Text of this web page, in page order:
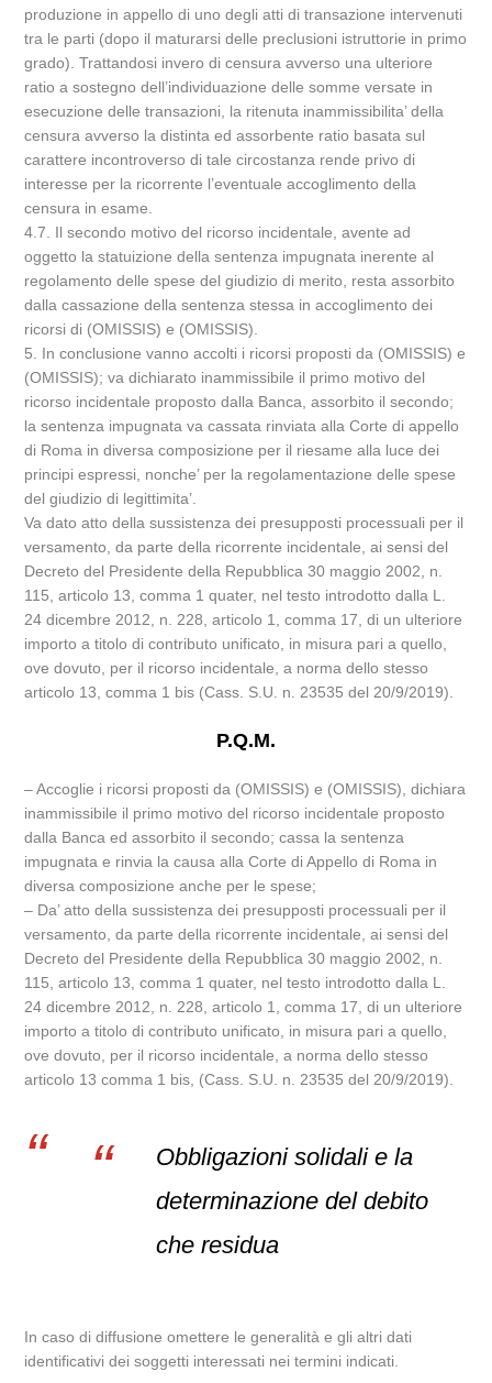
produzione in appello di uno degli atti di transazione intervenuti
tra le parti (dopo il maturarsi delle preclusioni istruttorie in primo
grado). Trattandosi invero di censura avverso una ulteriore
ratio a sostegno dell’individuazione delle somme versate in
esecuzione delle transazioni, la ritenuta inammissibilita’ della
censura avverso la distinta ed assorbente ratio basata sul
carattere incontroverso di tale circostanza rende privo di
interesse per la ricorrente l’eventuale accoglimento della
censura in esame.
4.7. Il secondo motivo del ricorso incidentale, avente ad
oggetto la statuizione della sentenza impugnata inerente al
regolamento delle spese del giudizio di merito, resta assorbito
dalla cassazione della sentenza stessa in accoglimento dei
ricorsi di (OMISSIS) e (OMISSIS).
5. In conclusione vanno accolti i ricorsi proposti da (OMISSIS) e
(OMISSIS); va dichiarato inammissibile il primo motivo del
ricorso incidentale proposto dalla Banca, assorbito il secondo;
la sentenza impugnata va cassata rinviata alla Corte di appello
di Roma in diversa composizione per il riesame alla luce dei
principi espressi, nonche’ per la regolamentazione delle spese
del giudizio di legittimita’.
Va dato atto della sussistenza dei presupposti processuali per il
versamento, da parte della ricorrente incidentale, ai sensi del
Decreto del Presidente della Repubblica 30 maggio 2002, n.
115, articolo 13, comma 1 quater, nel testo introdotto dalla L.
24 dicembre 2012, n. 228, articolo 1, comma 17, di un ulteriore
importo a titolo di contributo unificato, in misura pari a quello,
ove dovuto, per il ricorso incidentale, a norma dello stesso
articolo 13, comma 1 bis (Cass. S.U. n. 23535 del 20/9/2019).
P.Q.M.
– Accoglie i ricorsi proposti da (OMISSIS) e (OMISSIS), dichiara
inammissibile il primo motivo del ricorso incidentale proposto
dalla Banca ed assorbito il secondo; cassa la sentenza
impugnata e rinvia la causa alla Corte di Appello di Roma in
diversa composizione anche per le spese;
– Da’ atto della sussistenza dei presupposti processuali per il
versamento, da parte della ricorrente incidentale, ai sensi del
Decreto del Presidente della Repubblica 30 maggio 2002, n.
115, articolo 13, comma 1 quater, nel testo introdotto dalla L.
24 dicembre 2012, n. 228, articolo 1, comma 17, di un ulteriore
importo a titolo di contributo unificato, in misura pari a quello,
ove dovuto, per il ricorso incidentale, a norma dello stesso
articolo 13 comma 1 bis, (Cass. S.U. n. 23535 del 20/9/2019).
Obbligazioni solidali e la
determinazione del debito
che residua
In caso di diffusione omettere le generalità e gli altri dati
identificativi dei soggetti interessati nei termini indicati.